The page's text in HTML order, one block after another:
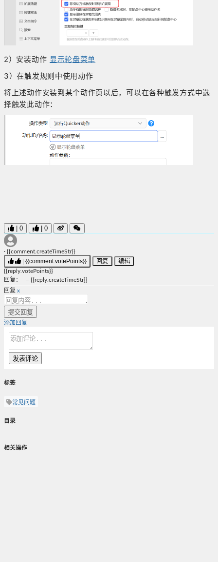
2）安装动作 显示轮盘菜单
3）在触发规则中使用动作
将上述动作安装到某个动作页以后，可以在各种触发方式中选
择触发此动作：
0 0
· {{comment.createTimeStr}}
| {{comment.votePoints}} 回复 编辑
{{reply.votePoints}}
回复 ： – {{reply.createTimeStr}}
回复 x
提交回复
添加回复
发表评论
标签
常见问题
目录
相关操作